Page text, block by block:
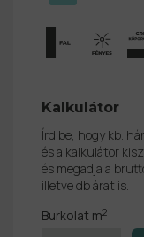
Kalkulátor
Írd be, hogy kb.
és a kalkulátor
és megadja a
illetve db árat is.
Burkolat m2